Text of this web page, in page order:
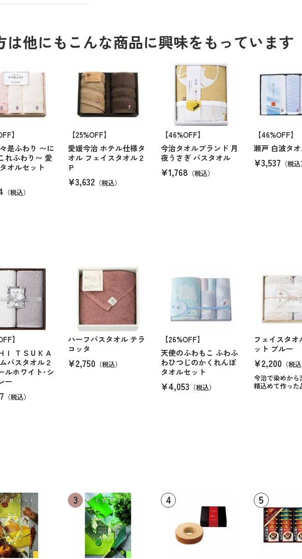
は他にもこんな商品に興味をもっています
】
是ふわり 〜に
れふわり〜 愛
オルセット
（税込）
【25%OFF】
愛媛今治 ホテル仕様タ
オル フェイスタオル２
Ｐ
¥3,632 （税込）
【46%OFF】
今治タオルブランド 月
夜うさぎ バスタオル
¥1,768 （税込）
【46%OFF】
瀬戸 白波タ
¥3,537 （税込）
】
Ｉ ＴＳＵＫＡ
バスタオル２
ホワイト･シ
ー
（税込）
ハーフバスタオル テラ
コッタ
¥2,750 （税込）
【26%OFF】
天使のふわもこ ふわふ
わひつじのかくれんぼ
タオルセット
¥4,053 （税込）
フェイスタオ
ット ブルー
¥2,200 （税込
今治で染めから
精込めて作った